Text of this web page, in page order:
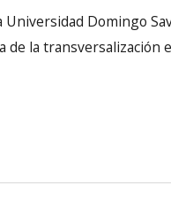
Universidad Domingo
de la transversalización